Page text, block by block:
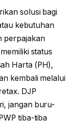
solusi bagi
kebutuhan
perpajakan
status
Harta (PH),
kembali melalui
DJP
jangan buru-
tiba-tiba